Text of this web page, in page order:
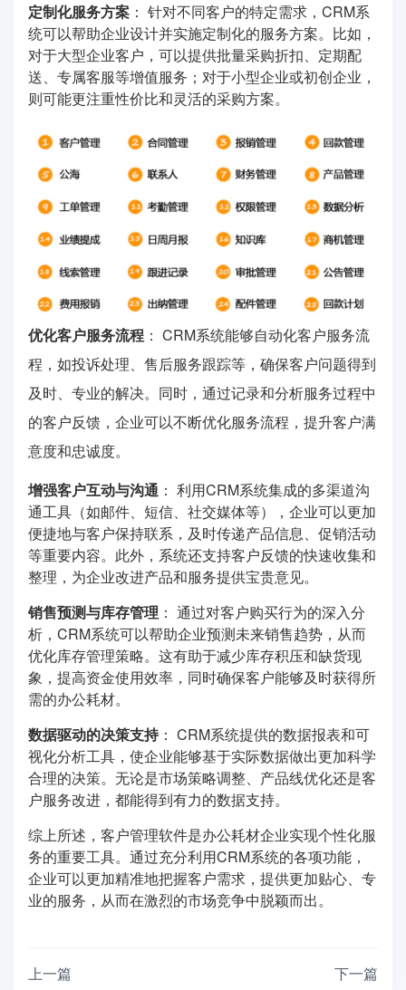
定制化服务方案 ： 针对不同客户的特定需求，CRM系
统可以帮助企业设计并实施定制化的服务方案。比如，
对于大型企业客户，可以提供批量采购折扣、定期配
送、专属客服等增值服务；对于小型企业或初创企业，
则可能更注重性价比和灵活的采购方案。
优化客户服务流程 ： CRM系统能够自动化客户服务流
程，如投诉处理、售后服务跟踪等，确保客户问题得到
及时、专业的解决。同时，通过记录和分析服务过程中
的客户反馈，企业可以不断优化服务流程，提升客户满
意度和忠诚度。
增强客户互动与沟通 ： 利用CRM系统集成的多渠道沟
通工具（如邮件、短信、社交媒体等），企业可以更加
便捷地与客户保持联系，及时传递产品信息、促销活动
等重要内容。此外，系统还支持客户反馈的快速收集和
整理，为企业改进产品和服务提供宝贵意见。
销售预测与库存管理 ： 通过对客户购买行为的深入分
析，CRM系统可以帮助企业预测未来销售趋势，从而
优化库存管理策略。这有助于减少库存积压和缺货现
象，提高资金使用效率，同时确保客户能够及时获得所
需的办公耗材。
数据驱动的决策支持： CRM系统提供的数据报表和可
视化分析工具，使企业能够基于实际数据做出更加科学
合理的决策。无论是市场策略调整、产品线优化还是客
户服务改进，都能得到有力的数据支持。
综上所述，客户管理软件是办公耗材企业实现个性化服
务的重要工具。通过充分利用CRM系统的各项功能，
企业可以更加精准地把握客户需求，提供更加贴心、专
业的服务，从而在激烈的市场竞争中脱颖而出。
上一篇 下一篇